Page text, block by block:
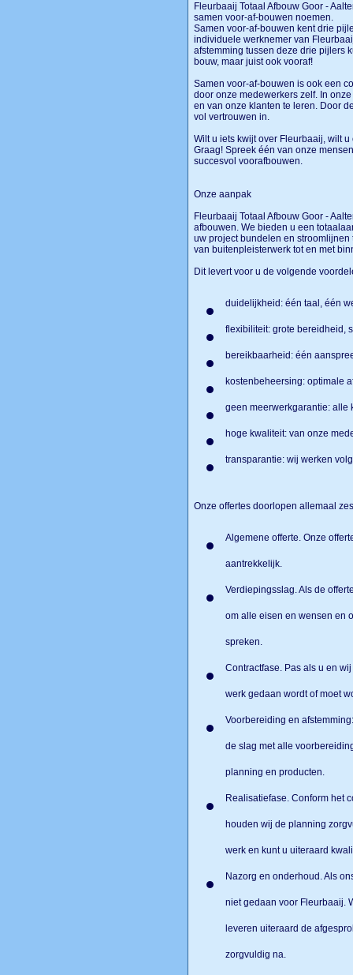
Fleurbaaij Totaal Afbouw Goor -
samen voor-af-bouwen noemen.
Samen voor-af-bouwen kent drie
individuele werknemer van
afstemming tussen deze drie pijlers
bouw, maar juist ook vooraf!
Samen voor-af-bouwen is ook een
door onze medewerkers zelf. In
en van onze klanten te leren. Door
vol vertrouwen in.
Wilt u iets kwijt over Fleurbaaij, wilt
Graag! Spreek één van onze
succesvol voorafbouwen.
Onze aanpak
Fleurbaaij Totaal Afbouw Goor -
afbouwen. We bieden u een
uw project bundelen en
van buitenpleisterwerk tot en met
Dit levert voor u de volgende
duidelijkheid: één taal, één
flexibiliteit: grote
bereikbaarheid: één
kostenbeheersing: optimale
geen meerwerkgarantie:
hoge kwaliteit: van onze
transparantie: wij werken
Onze offertes doorlopen allemaal
Algemene offerte. Onze
aantrekkelijk.
Verdiepingsslag. Als de
om alle eisen en wensen
spreken.
Contractfase. Pas als u en
werk gedaan wordt of moet
Voorbereiding en
de slag met alle
planning en producten.
Realisatiefase. Conform het
houden wij de planning
werk en kunt u uiteraard
Nazorg en onderhoud. Als
niet gedaan voor Fleurbaaij.
leveren uiteraard de
zorgvuldig na.